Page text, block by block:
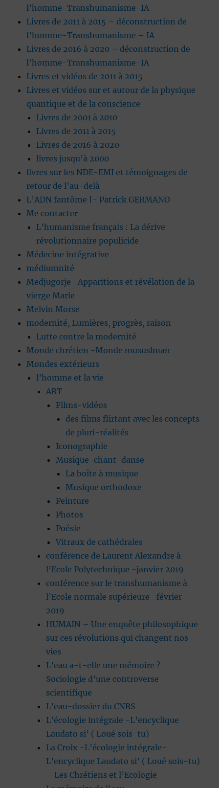
l’homme-Transhumanisme-IA
Livres de 2011 à 2015 – déconstruction de
l’homme-Transhumanisme – IA
Livres de 2016 à 2020 – déconstruction de
l’homme-Transhumanisme-IA
Livres et vidéos de 2011 à 2015
Livres et vidéos sur et autour de la physique
quantique et de la conscience
Livres de 2001 à 2010
Livres de 2011 à 2015
Livres de 2016 à 2020
livres jusqu’à 2000
livres sur les NDE-EMI et témoignages de
retour de l’au-delà
L’ADN fantôme |- Patrick GERMANO
Me contacter
L’humanisme français : La dérive
révolutionnaire populicide
Médecine intégrative
médiumnité
Medjugorje- Apparitions et révélation de la
vierge Marie
Melvin Morse
modernité, Lumières, progrès, raison
Lutte contre la modernité
Monde chrétien -Monde mususlman
Mondes extérieurs
l’homme et la vie
ART
Films-vidéos
des films flirtant avec les concepts
de pluri-réalités
Iconographie
Musique-chant-danse
La boîte à musique
Musique orthodoxe
Peinture
Photos
Poésie
Vitraux de cathédrales
conférence de Laurent Alexandre à
l’Ecole Polytechnique -janvier 2019
conférence sur le transhumanisme à
l’Ecole normale supérieure -février
2019
HUMAIN – Une enquête philosophique
sur ces révolutions qui changent nos
vies
L’eau a-t-elle une mémoire ?
Sociologie d’une controverse
scientifique
L’eau-dossier du CNRS
L’écologie intégrale -L’encyclique
Laudato si’ ( Loué sois-tu)
La Croix -L’écologie intégrale-
L’encyclique Laudato si’ ( Loué sois-tu)
– Les Chrétiens et l’Ecologie